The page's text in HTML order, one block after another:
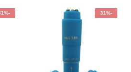
-31%
-51%